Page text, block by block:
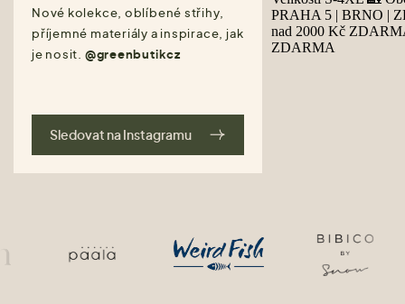
Nové kolekce, oblíbené střihy,
příjemné materiály a inspirace, jak
je nosit. @greenbutikcz
Sledovat na Instagramu